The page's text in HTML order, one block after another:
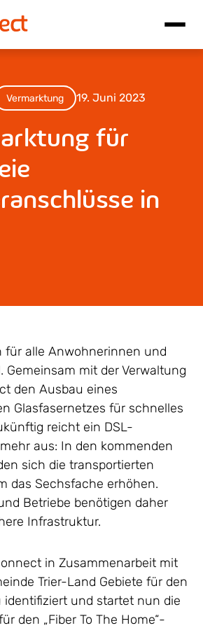
Vermarktung 19. Juni 2023
für
in
für alle Anwohnerinnen und
Gemeinsam mit der Verwaltung
den Ausbau eines
Glasfasernetzes für schnelles
reicht ein DSL-
aus: In den kommenden
sich die transportierten
das Sechsfache erhöhen.
Betriebe benötigen daher
Infrastruktur.
in Zusammenarbeit mit
Trier-Land Gebiete für den
identifiziert und startet nun die
den „Fiber To The Home“-